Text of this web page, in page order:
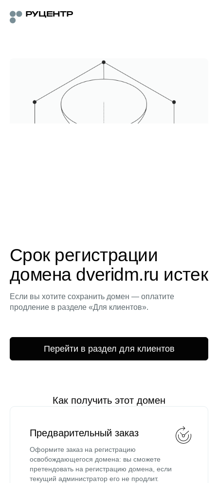
Срок регистрации
домена dveridm.ru истек
Если вы хотите сохранить домен — оплатите
продление в разделе «Для клиентов».
Перейти в раздел для клиентов
Как получить этот домен
Предварительный заказ
Оформите заказ на регистрацию
освобождающегося домена: вы сможете
претендовать на регистрацию домена, если
текущий администратор его не продлит.